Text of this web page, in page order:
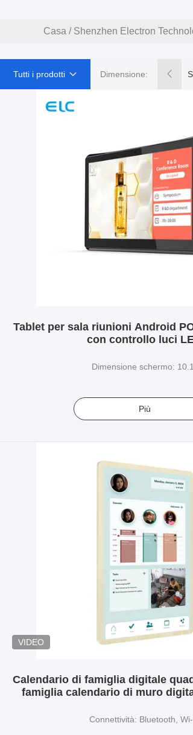
Casa / Shenzhen Electron
Tutti i prodotti Dimensione:
Tablet per sala riunioni Android
con controllo luci
Dimensione schermo:
Più
VIDEO
Calendario di famiglia digitale
famiglia calendario di muro
Connettività: Bluetooth,